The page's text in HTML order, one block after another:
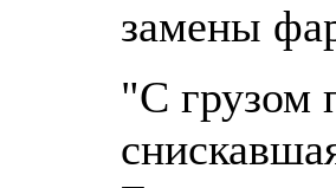
замены
"С грузом